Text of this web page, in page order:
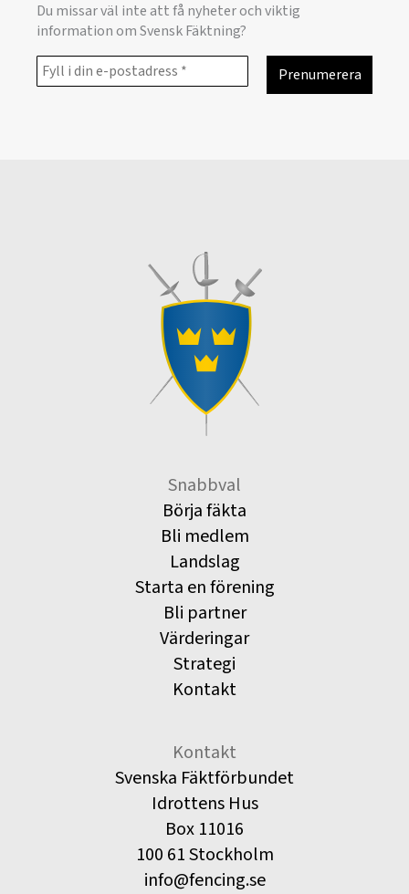
Du missar väl inte att få nyheter och viktig
information om Svensk Fäktning?
Snabbval
Börja fäkta
Bli medlem
Landslag
Starta en förening
Bli partner
Värderingar
Strategi
Kontakt
Kontakt
Svenska Fäktförbundet
Idrottens Hus
Box 11016
100 61 Stockholm
info@fencing.se